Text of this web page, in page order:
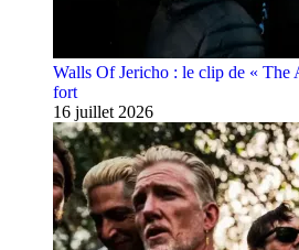
Walls Of Jericho : le clip de « The
fort
16 juillet 2026